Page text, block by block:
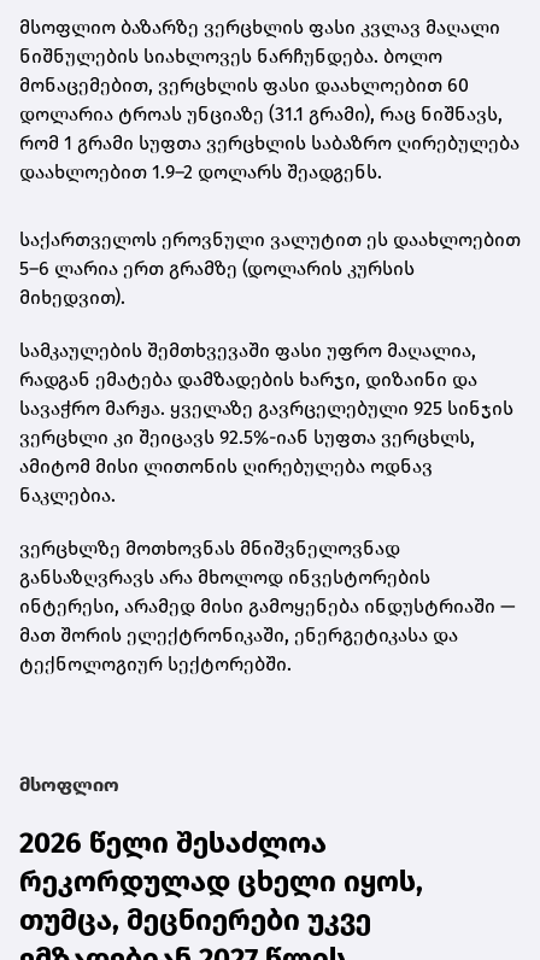
მსოფლიო ბაზარზე ვერცხლის ფასი კვლავ მაღალი
ნიშნულების სიახლოვეს ნარჩუნდება. ბოლო
მონაცემებით, ვერცხლის ფასი დაახლოებით 60
დოლარია ტროას უნციაზე (31.1 გრამი), რაც ნიშნავს,
რომ 1 გრამი სუფთა ვერცხლის საბაზრო ღირებულება
დაახლოებით 1.9–2 დოლარს შეადგენს.
საქართველოს ეროვნული ვალუტით ეს დაახლოებით
5–6 ლარია ერთ გრამზე (დოლარის კურსის
მიხედვით).
სამკაულების შემთხვევაში ფასი უფრო მაღალია,
რადგან ემატება დამზადების ხარჯი, დიზაინი და
სავაჭრო მარჟა. ყველაზე გავრცელებული 925 სინჯის
ვერცხლი კი შეიცავს 92.5%-იან სუფთა ვერცხლს,
ამიტომ მისი ლითონის ღირებულება ოდნავ
ნაკლებია.
ვერცხლზე მოთხოვნას მნიშვნელოვნად
განსაზღვრავს არა მხოლოდ ინვესტორების
ინტერესი, არამედ მისი გამოყენება ინდუსტრიაში —
მათ შორის ელექტრონიკაში, ენერგეტიკასა და
ტექნოლოგიურ სექტორებში.
მსოფლიო
2026 წელი შესაძლოა
რეკორდულად ცხელი იყოს,
თუმცა, მეცნიერები უკვე